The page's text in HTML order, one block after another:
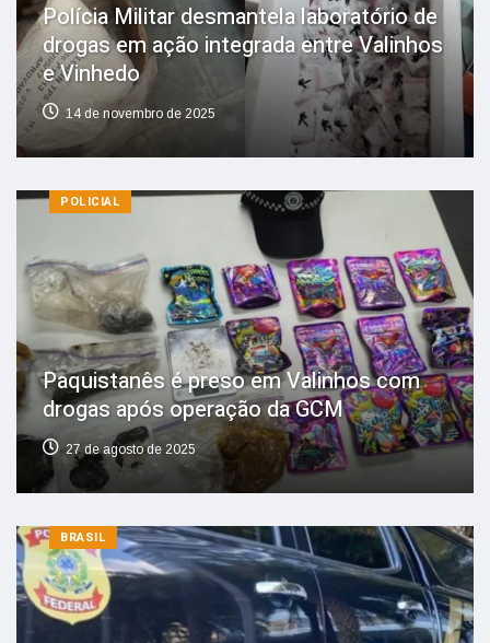
Polícia Militar desmantela laboratório de
drogas em ação integrada entre Valinhos
e Vinhedo
14 de novembro de 2025
POLICIAL
Paquistanês é preso em Valinhos com
drogas após operação da GCM
27 de agosto de 2025
BRASIL